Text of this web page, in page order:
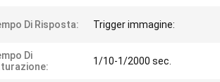
Di Risposta: Trigger immagine:
Di
1/10-1/2000 sec.